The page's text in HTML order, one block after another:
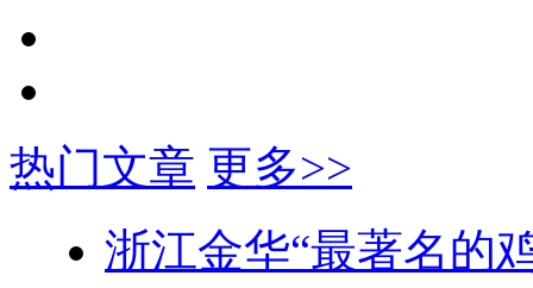
热门文章 更多>>
浙江金华“最著名的